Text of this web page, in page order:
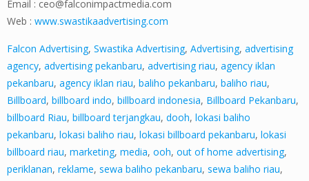
Email : ceo@falconimpactmedia.com
Web : www.swastikaadvertising.com
Falcon Advertising, Swastika Advertising, Advertising, advertising
agency, advertising pekanbaru, advertising riau, agency iklan
pekanbaru, agency iklan riau, baliho pekanbaru, baliho riau,
Billboard, billboard indo, billboard indonesia, Billboard Pekanbaru,
billboard Riau, billboard terjangkau, dooh, lokasi baliho
pekanbaru, lokasi baliho riau, lokasi billboard pekanbaru, lokasi
billboard riau, marketing, media, ooh, out of home advertising,
periklanan, reklame, sewa baliho pekanbaru, sewa baliho riau,